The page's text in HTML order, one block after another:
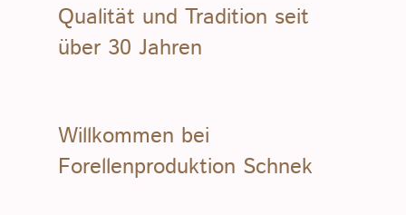
Qualität und Tradition seit
über 30 Jahren
Willkommen bei
Forellenproduktion Schnek